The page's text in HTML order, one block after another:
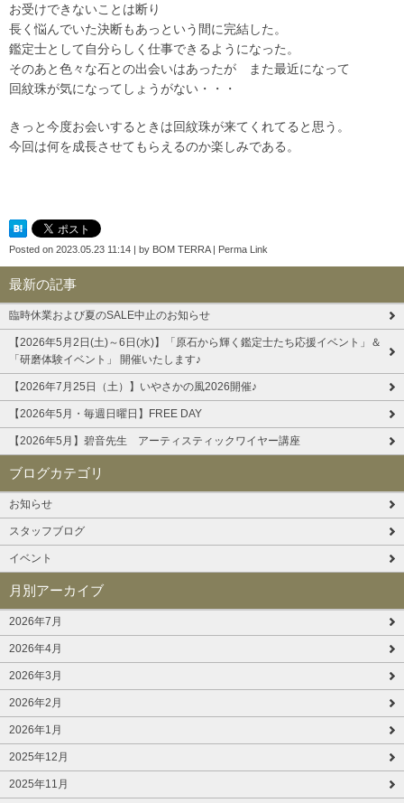
お受けできないことは断り
長く悩んでいた決断もあっという間に完結した。
鑑定士として自分らしく仕事できるようになった。
そのあと色々な石との出会いはあったが また最近になって
回紋珠が気になってしょうがない・・・
きっと今度お会いするときは回紋珠が来てくれてると思う。
今回は何を成長させてもらえるのか楽しみである。
Posted on 2023.05.23 11:14 | by BOM TERRA| Perma Link
最新の記事
臨時休業および夏のSALE中止のお知らせ
【2026年5月2日(土)～6日(水)】「原石から輝く鑑定士たち応援イベント」＆
「研磨体験イベント」 開催いたします♪
【2026年7月25日（土）】いやさかの風2026開催♪
【2026年5月・毎週日曜日】FREE DAY
【2026年5月】碧音先生 アーティスティックワイヤー講座
ブログカテゴリ
お知らせ
スタッフブログ
イベント
月別アーカイブ
2026年7月
2026年4月
2026年3月
2026年2月
2026年1月
2025年12月
2025年11月